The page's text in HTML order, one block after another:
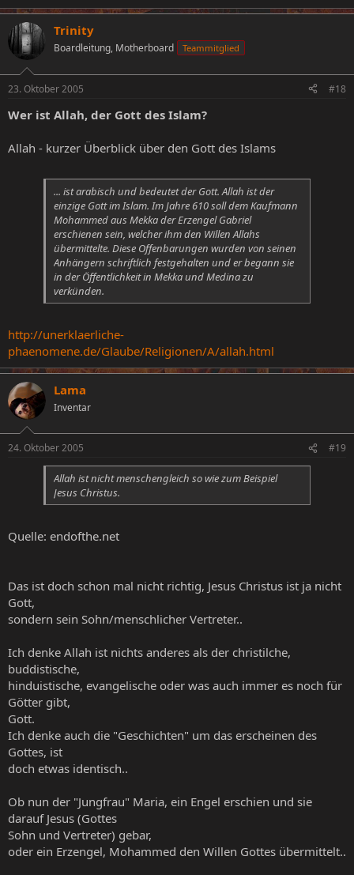
Trinity
Boardleitung, Motherboard Teammitglied
23. Oktober 2005 #18
Wer ist Allah, der Gott des Islam?
Allah - kurzer Überblick über den Gott des Islams
... ist arabisch und bedeutet der Gott. Allah ist der
einzige Gott im Islam. Im Jahre 610 soll dem Kaufmann
Mohammed aus Mekka der Erzengel Gabriel
erschienen sein, welcher ihm den Willen Allahs
übermittelte. Diese Offenbarungen wurden von seinen
Anhängern schriftlich festgehalten und er begann sie
in der Öffentlichkeit in Mekka und Medina zu
verkünden.
http://unerklaerliche-
phaenomene.de/Glaube/Religionen/A/allah.html
Lama
Inventar
24. Oktober 2005 #19
Allah ist nicht menschengleich so wie zum Beispiel
Jesus Christus.
Quelle: endofthe.net
Das ist doch schon mal nicht richtig, Jesus Christus ist ja nicht
Gott,
sondern sein Sohn/menschlicher Vertreter..
Ich denke Allah ist nichts anderes als der christilche,
buddistische,
hinduistische, evangelische oder was auch immer es noch für
Götter gibt,
Gott.
Ich denke auch die "Geschichten" um das erscheinen des
Gottes, ist
doch etwas identisch..
Ob nun der "Jungfrau" Maria, ein Engel erschien und sie
darauf Jesus (Gottes
Sohn und Vertreter) gebar,
oder ein Erzengel, Mohammed den Willen Gottes übermittelt..